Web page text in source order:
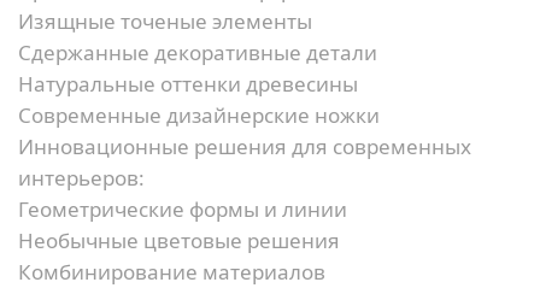
Изящные точеные элементы
Сдержанные декоративные детали
Натуральные оттенки древесины
Современные дизайнерские ножки
Инновационные решения для современных
интерьеров:
Геометрические формы и линии
Необычные цветовые решения
Комбинирование материалов